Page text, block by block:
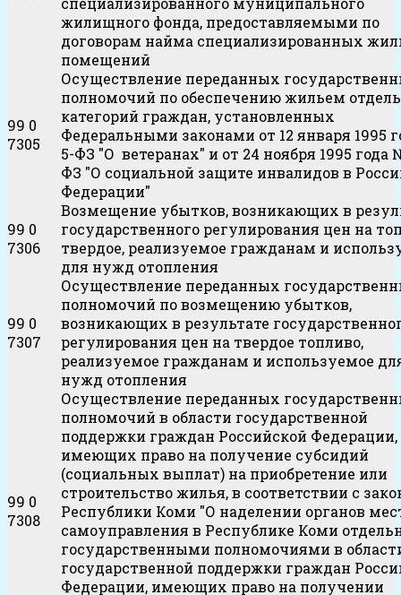
жилищного фонда, предоставляемыми по
договорам найма специализированных
помещений
99 0
7305
Осуществление переданных
полномочий по обеспечению жильем
категорий граждан, установленных
Федеральными законами от 12 января 1995
5-ФЗ "О ветеранах" и от 24 ноября 1995 года
ФЗ "О социальной защите инвалидов в
Федерации"
99 0
7306
Возмещение убытков, возникающих в
государственного регулирования цен на
твердое, реализуемое гражданам и
для нужд отопления
99 0
7307
Осуществление переданных
полномочий по возмещению убытков,
возникающих в результате
регулирования цен на твердое топливо,
реализуемое гражданам и используемое
нужд отопления
99 0
7308
Осуществление переданных
полномочий в области государственной
поддержки граждан Российской Федерации,
имеющих право на получение субсидий
(социальных выплат) на приобретение или
строительство жилья, в соответствии с
Республики Коми "О наделении органов
самоуправления в Республике Коми
государственными полномочиями в
государственной поддержки граждан
Федерации, имеющих право на получении